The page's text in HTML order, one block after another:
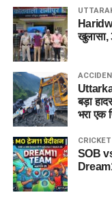
खुलासा,
बड़ा
भरा एक
CRICKET
SOB